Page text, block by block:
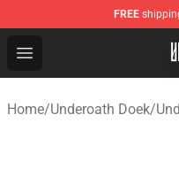
FREE
Open menu
Underoath Store -
Home/Underoath Doek/